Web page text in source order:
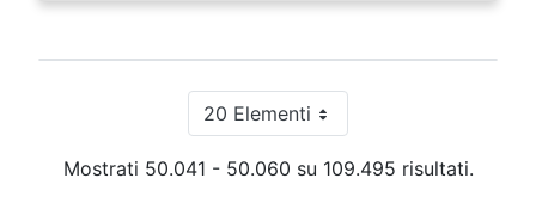
20 ElementiPer pagina
Mostrati 50.041 - 50.060 su 109.495 risultati.